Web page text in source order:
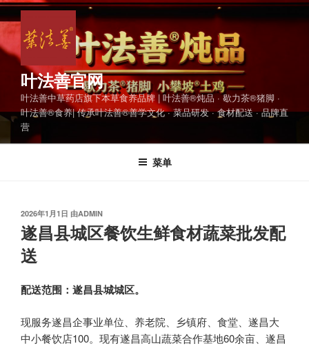
跳
至
容
叶法善官网
叶法善中草药店旗下本草食养品牌 | 叶法善®炖品 · 歇力茶®猪脚 ·
叶法善®食养| 传承叶法善®善学文化 · 菜品研发 · 食材配送 · 品牌直
营
菜单
发
布
于
2026年1月1日 由ADMIN
遂昌县城区餐饮生鲜食材蔬菜批发配
送
配送范围：遂昌县城城区。
现服务遂昌企事业单位、养老院、乡镇府、食堂、遂昌大
中小餐饮店100。现有遂昌高山蔬菜合作基地60余亩、遂昌